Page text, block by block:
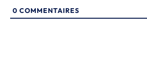
0 COMMENTAIRES